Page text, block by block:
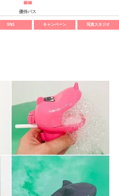
優待パス
SNS キャンペーン 写真スタジオ